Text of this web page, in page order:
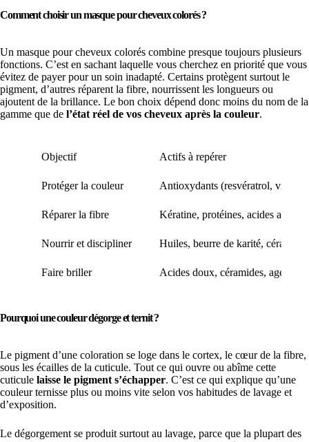
Comment choisir un masque pour cheveux colorés ?
Un masque pour cheveux colorés combine presque toujours plusieurs
fonctions. C’est en sachant laquelle vous cherchez en priorité que vous
évitez de payer pour un soin inadapté. Certains protègent surtout le
pigment, d’autres réparent la fibre, nourrissent les longueurs ou
ajoutent de la brillance. Le bon choix dépend donc moins du nom de la
gamme que de l’état réel de vos cheveux après la couleur.
Objectif Actifs à repérer
Protéger la couleur Antioxydants (resvératrol,
Réparer la fibre Kératine, protéines, acides
Nourrir et discipliner Huiles, beurre de karité, céramides
Faire briller Acides doux, céramides, agents
Pourquoi une couleur dégorge et ternit ?
Le pigment d’une coloration se loge dans le cortex, le cœur de la fibre,
sous les écailles de la cuticule. Tout ce qui ouvre ou abîme cette
cuticule laisse le pigment s’échapper. C’est ce qui explique qu’une
couleur ternisse plus ou moins vite selon vos habitudes de lavage et
d’exposition.
Le dégorgement se produit surtout au lavage, parce que la plupart des